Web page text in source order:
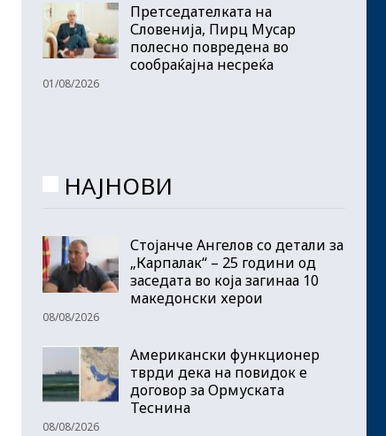
Претседателката на
Словенија, Пирц Мусар
полесно повредена во
сообраќајна несреќа
01/08/2026
НАЈНОВИ
Стојанче Ангелов со детали за
„Карпалак“ – 25 години од
заседата во која загинаа 10
македонски херои
08/08/2026
Американски функционер
тврди дека на повидок е
договор за Ормуската
Теснина
08/08/2026